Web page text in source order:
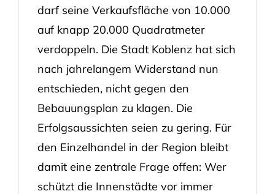
darf seine Verkaufsfläche von 10.000
auf knapp 20.000 Quadratmeter
verdoppeln. Die Stadt Koblenz hat sich
nach jahrelangem Widerstand nun
entschieden, nicht gegen den
Bebauungsplan zu klagen. Die
Erfolgsaussichten seien zu gering. Für
den Einzelhandel in der Region bleibt
damit eine zentrale Frage offen: Wer
schützt die Innenstädte vor immer